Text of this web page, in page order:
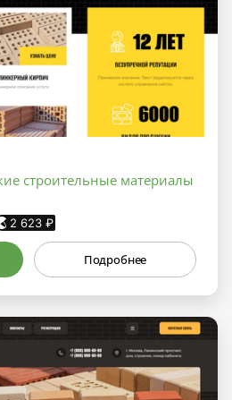
строительные материалы
2 623 ₽
Подробнее